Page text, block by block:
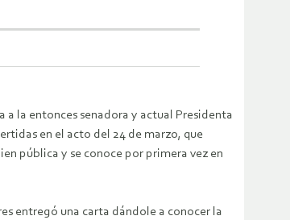
la entonces senadora y actual Presidenta
en el acto del 24 de marzo, que
pública y se conoce por primera vez en
entregó una carta dándole a conocer la